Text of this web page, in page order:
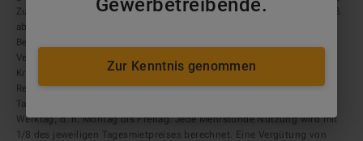
Zudem verstehen sich die Mietpreise zzgl. Transportkosten, Verschleiß
abhängig vom jeweiligen Produkt, sowie ggf. zzgl.
Bereitstellungskosten, ggf. zzgl. Pfand auf Gasflaschen,
Verbrauchsstoffen und Reinigung. Notwendige Betankungen mit
Kraftstoffen erfolgen zu tagesaktuellen Preisen. Eine erforderliche
Reinigung wird mit Euro 94,00 / Stunde (zzgl. MwSt.) berechnet. Der
Tagesmietpreis basiert auf einer Nutzung von 8 Betriebsstunden je
Werktag, d. h. Montag bis Freitag. Jede Mehrstunde Nutzung wird mit
1/8 des jeweiligen Tagesmietpreises berechnet. Eine Vergütung von
Zur Kenntnis genommen